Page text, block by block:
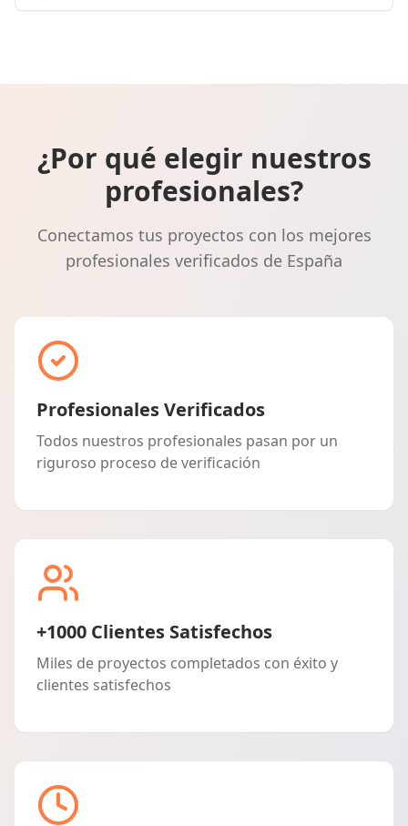
¿Por qué elegir nuestros
profesionales?
Conectamos tus proyectos con los mejores
profesionales verificados de España
Profesionales Verificados
Todos nuestros profesionales pasan por un
riguroso proceso de verificación
+1000 Clientes Satisfechos
Miles de proyectos completados con éxito y
clientes satisfechos